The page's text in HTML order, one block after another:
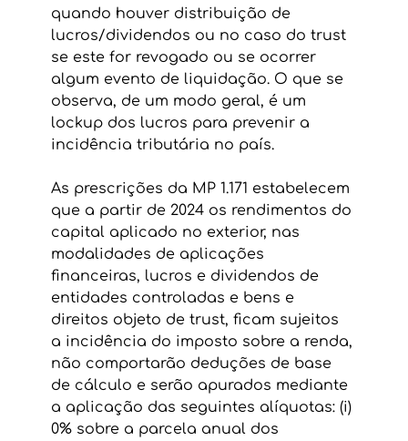
quando houver distribuição de
lucros/dividendos ou no caso do trust
se este for revogado ou se ocorrer
algum evento de liquidação. O que se
observa, de um modo geral, é um
lockup dos lucros para prevenir a
incidência tributária no país.
As prescrições da MP 1.171 estabelecem
que a partir de 2024 os rendimentos do
capital aplicado no exterior, nas
modalidades de aplicações
financeiras, lucros e dividendos de
entidades controladas e bens e
direitos objeto de trust, ficam sujeitos
a incidência do imposto sobre a renda,
não comportarão deduções de base
de cálculo e serão apurados mediante
a aplicação das seguintes alíquotas: (i)
0% sobre a parcela anual dos